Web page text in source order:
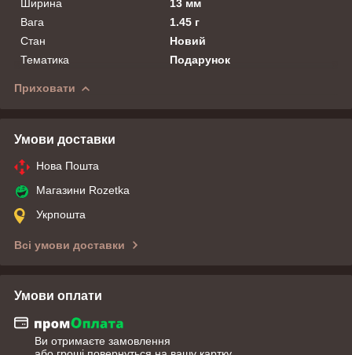
Ширина
13 мм
Вага
1.45 г
Стан
Новий
Тематика
Подарунок
Приховати
Умови доставки
Нова Пошта
Магазини Rozetka
Укрпошта
Всі умови доставки
Умови оплати
Ви отримаєте замовлення